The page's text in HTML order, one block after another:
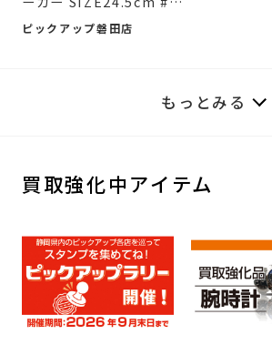
荷...
ピックアップ磐田店
もっとみる
買取強化中アイテム